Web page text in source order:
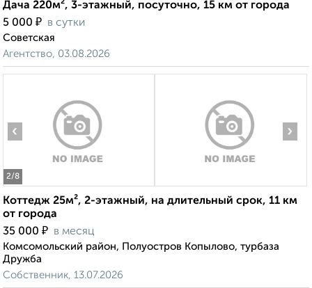
Дача 220м², 3-этажный, посуточно, 15 км от города
5 000 ₽ в сутки
Советская
Агентство, 03.08.2026
2/8
‹ ›
Коттедж 25м², 2-этажный, на длительный срок, 11 км
от города
35 000 ₽ в месяц
Комсомольский район, Полуостров Копылово, турбаза
Дружба
Собственник, 13.07.2026